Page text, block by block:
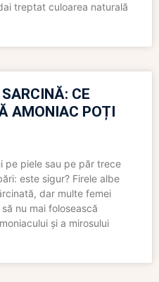
treptat culoarea naturală
CE
AMONIAC POȚI
pe piele sau pe păr trece
este sigur? Firele albe
dar multe femei
nu mai folosească
și a mirosului